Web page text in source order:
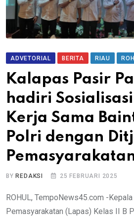
ADVETORIAL BERITA RIAU
Kalapas Pasir
hadiri
Kerja Sama
Polri dengan
BY REDAKSI 25 FEBRUARI 2025
ROHUL, TempoNews45.com -
Pemasyarakatan (Lapas) Kelas II B